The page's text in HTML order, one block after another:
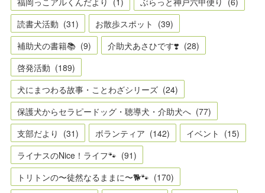
読書犬活動 (31) お散歩スポット (39)
補助犬の書籍📚 (9) 介助犬あさひです❣️ (28)
啓発活動 (189)
犬にまつわる故事・ことわざシリーズ (24)
保護犬からセラピードッグ・聴導犬・介助犬へ (77)
支部だより (31) ボランティア (142) イベント (15)
ライナスのNice！ライフ🐾 (91)
トリトンの〜徒然なるままに〜🐕🐾 (170)